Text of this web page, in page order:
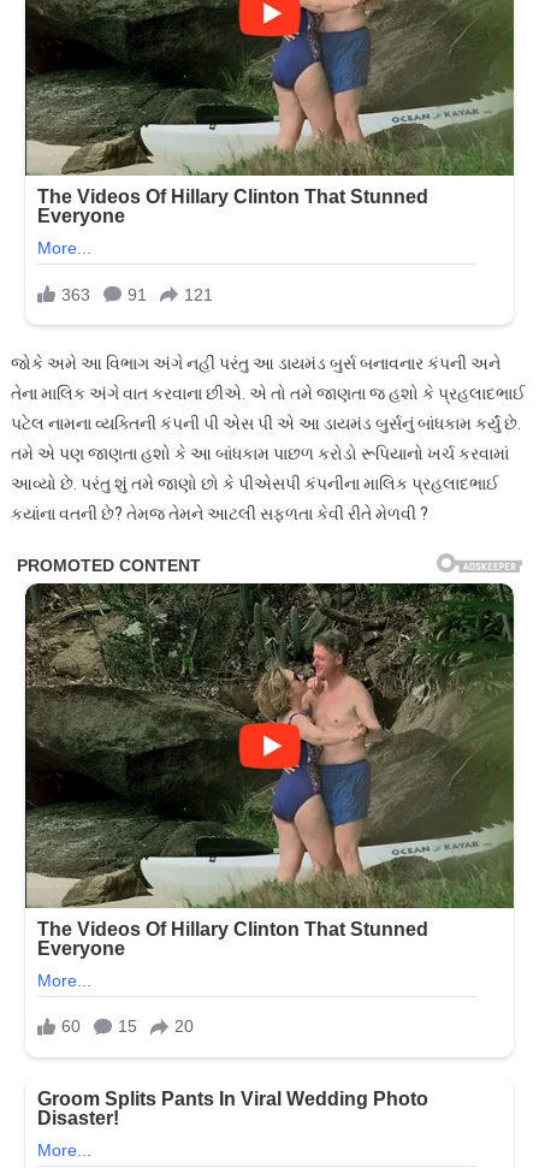
જોકે અમે આ વિભાગ અંગે નહીં પરંતુ આ ડાયમંડ બુર્સ બનાવનાર કંપની અને
તેના માલિક અંગે વાત કરવાના છીએ. એ તો તમે જાણતા જ હશો કે પ્રહલાદભાઈ
પટેલ નામના વ્યક્તિની કંપની પી એસ પી એ આ ડાયમંડ બુર્સનું બાંધકામ કર્યું છે.
તમે એ પણ જાણતા હશો કે આ બાંધકામ પાછળ કરોડો રૂપિયાનો ખર્ચ કરવામાં
આવ્યો છે. પરંતુ શું તમે જાણો છો કે પીએસપી કંપનીના માલિક પ્રહલાદભાઈ
કયાંના વતની છે? તેમજ તેમને આટલી સફળતા કેવી રીતે મેળવી ?